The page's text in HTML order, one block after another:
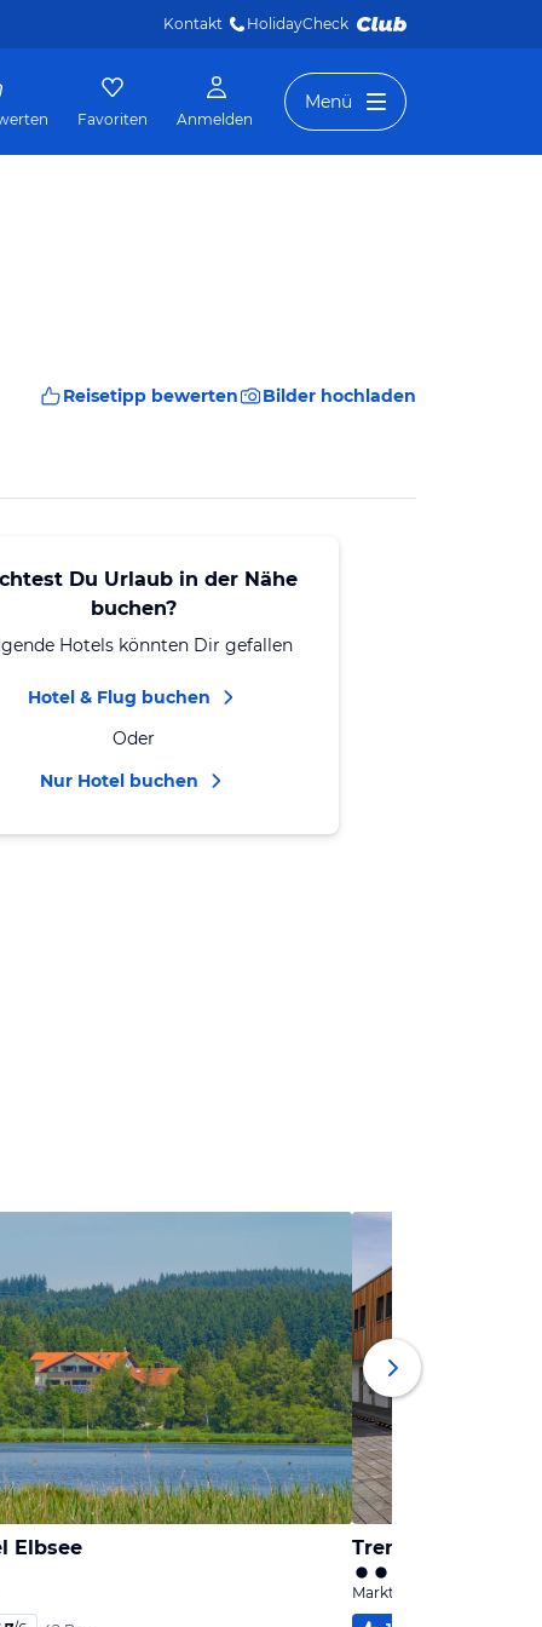
Kontakt HolidayCheck
Favoriten Anmelden
Menü
Reisetipp bewerten Bilder hochladen
Du Urlaub in der Nähe
buchen?
Hotels könnten Dir gefallen
Hotel & Flug buchen
Oder
Nur Hotel buchen
Elbsee Trendic Hotel
Marktoberdorf, Bayern